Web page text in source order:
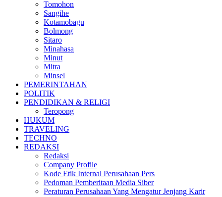
Tomohon
Sangihe
Kotamobagu
Bolmong
Sitaro
Minahasa
Minut
Mitra
Minsel
PEMERINTAHAN
POLITIK
PENDIDIKAN & RELIGI
Teropong
HUKUM
TRAVELING
TECHNO
REDAKSI
Redaksi
Company Profile
Kode Etik Internal Perusahaan Pers
Pedoman Pemberitaan Media Siber
Peraturan Perusahaan Yang Mengatur Jenjang Karir